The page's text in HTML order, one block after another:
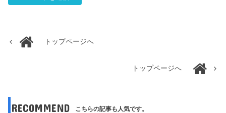
トップページへ
トップページへ
RECOMMEND こちらの記事も人気です。